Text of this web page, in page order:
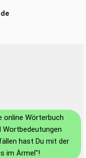
online Wörterbuch
Wortbedeutungen
hast Du mit der
im Ärmel"!